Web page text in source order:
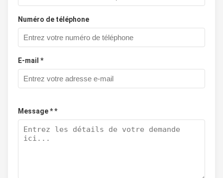
Numéro de téléphone
E-mail *
Message * *